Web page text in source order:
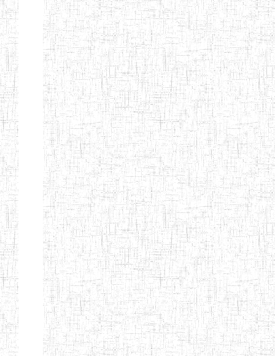
MODEL
INCLUSIVE
BILINGUAL
TEACHER
TRAINING
INSTITUTE
08/09/2015 ENIEG
CEFED/SPED/TTI
SANTA
17/11/2008 ENIEG
PTTC MBENGWI 06/08/1990 ENIEG
FULL GOSPEL
BTTC MBENGWI
02/10/1998 ENIEG
BAPTIST
TEACHERS
TRAINING
COLLEGE
08/08/1983 ENIEG